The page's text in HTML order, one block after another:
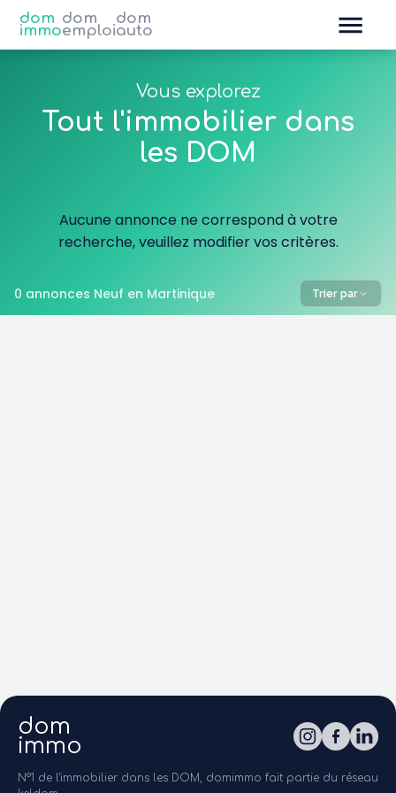
dom
immo
dom
emploi
dom
auto
Vous explorez
Tout l'immobilier dans
les DOM
Aucune annonce ne correspond à votre
recherche, veuillez modifier vos critères.
0 annonces Neuf en Martinique Trier par
dom
immo
N°1 de l'immobilier dans les DOM, domimmo fait partie du réseau